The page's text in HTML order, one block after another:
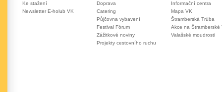
Ke stažení
Newsletter E-holub VK
Doprava
Catering
Půjčovna vybavení
Festival Fórum
Zážitkové noviny
Projekty cestovního ruchu
Informační centra
Mapa VK
Štramberská Trúba
Akce na Štramberské
Valašské moudrosti